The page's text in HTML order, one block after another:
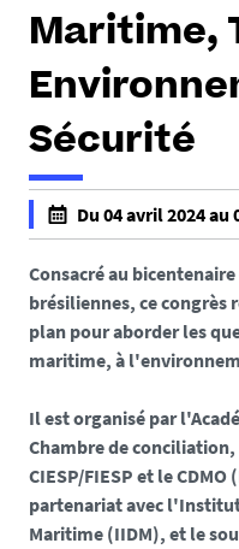
Maritime,
Sécurité
Du 04 avril 2024 au
f
a
l
s
e
a
l
s
e
Consacré au
brésiliennes, ce congrès
plan pour aborder les
maritime, à
Il est organisé par
Chambre de
CIESP/FIESP et le
partenariat avec
Maritime (IIDM), et le